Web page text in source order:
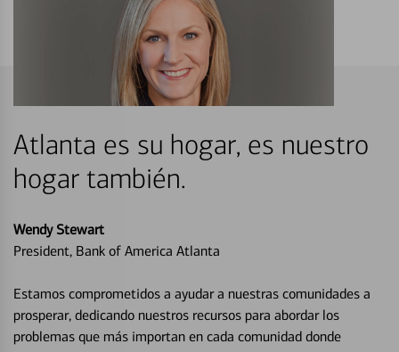
Atlanta es su hogar, es nuestro
hogar también.
Wendy Stewart
President, Bank of America Atlanta
Estamos comprometidos a ayudar a nuestras comunidades a
prosperar, dedicando nuestros recursos para abordar los
problemas que más importan en cada comunidad donde